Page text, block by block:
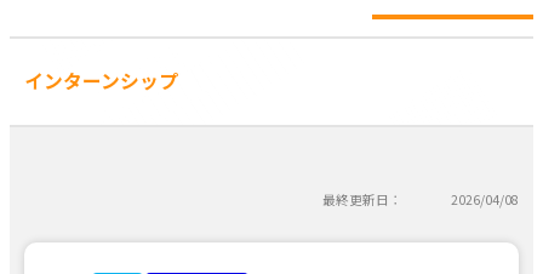
インターンシップ
最終更新日： 2026/04/08